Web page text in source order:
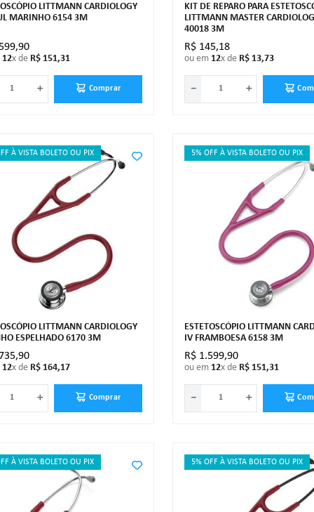
LITTMANN CARDIOLOGY
MARINHO 6154 3M
,90
12x de R$ 151,31
＋ Comprar
KIT DE REPARO PARA
LITTMANN MASTER
40018 3M
R$ 145,18
ou em 12x de R$ 13,73
＋
－
À VISTA BOLETO OU PIX
LITTMANN CARDIOLOGY
ESPELHADO 6170 3M
,90
12x de R$ 164,17
＋ Comprar
5% OFF À VISTA BOLETO OU PIX
ESTETOSCÓPIO LITTMANN
IV FRAMBOESA 6158 3M
R$ 1.599,90
ou em 12x de R$ 151,31
＋
－
À VISTA BOLETO OU PIX 5% OFF À VISTA BOLETO OU PIX